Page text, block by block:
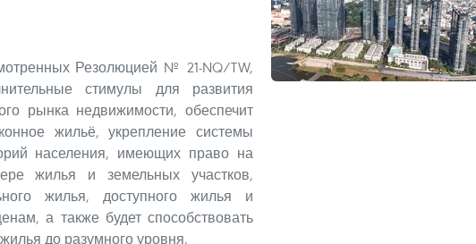
Резолюцией № 21-NQ/TW,
стимулы для развития
рынка недвижимости, обеспечит
жильё, укрепление системы
населения, имеющих право на
жилья и земельных участков,
жилья, доступного жилья и
а также будет способствовать
до разумного уровня.